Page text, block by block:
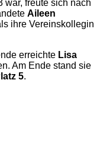
war, freute sich nach
Aileen
ihre Vereinskollegin
erreichte Lisa
Am Ende stand sie
5.